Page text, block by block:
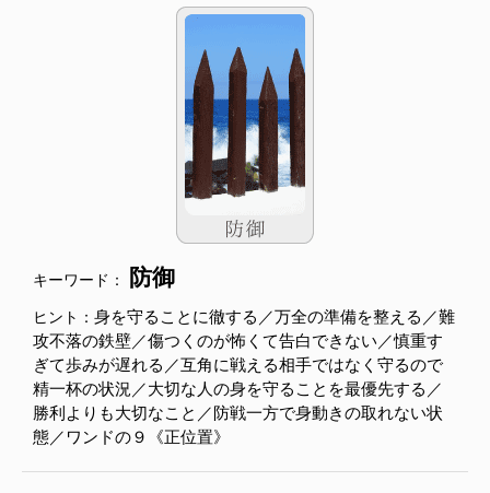
キーワード： 防御
ヒント： 身を守ることに徹する／万全の準備を整える／難
攻不落の鉄壁／傷つくのが怖くて告白できない／慎重す
ぎて歩みが遅れる／互角に戦える相手ではなく守るので
精一杯の状況／大切な人の身を守ることを最優先する／
勝利よりも大切なこと／防戦一方で身動きの取れない状
態／ワンドの９《正位置》